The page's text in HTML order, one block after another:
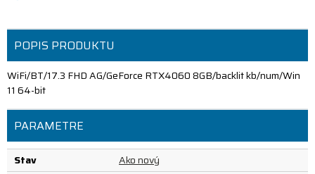
POPIS PRODUKTU
WiFi/BT/17.3 FHD AG/GeForce RTX4060 8GB/backlit kb/num/Win
11 64-bit
PARAMETRE
Stav
Ako nový